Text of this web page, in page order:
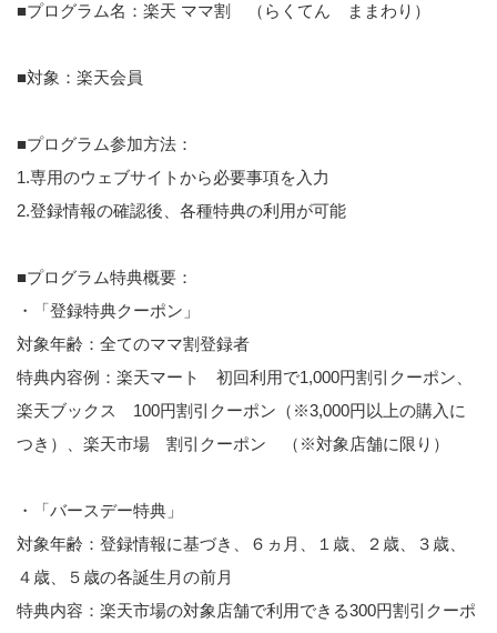
■プログラム名：楽天 ママ割 （らくてん ままわり）
■対象：楽天会員
■プログラム参加方法：
1.専用のウェブサイトから必要事項を入力
2.登録情報の確認後、各種特典の利用が可能
■プログラム特典概要：
・「登録特典クーポン」
対象年齢：全てのママ割登録者
特典内容例：楽天マート 初回利用で1,000円割引クーポン、
楽天ブックス 100円割引クーポン（※3,000円以上の購入に
つき）、楽天市場 割引クーポン （※対象店舗に限り）
・「バースデー特典」
対象年齢：登録情報に基づき、６ヵ月、１歳、２歳、３歳、
４歳、５歳の各誕生月の前月
特典内容：楽天市場の対象店舗で利用できる300円割引クーポ